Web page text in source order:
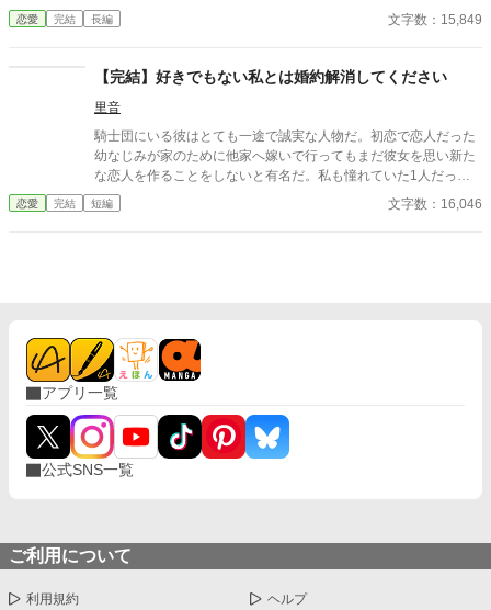
めきが広がる。 エレノアはゆっくりと顔を上げた。 目の前では、
王子が腰に手を回した美しい令嬢――侯爵令嬢セシリアが勝ち誇
恋愛 完結 長編 文字数：15,849
【完結】好きでもない私とは婚約解消してください
里音
騎士団にいる彼はとても一途で誠実な人物だ。初恋で恋人だった
幼なじみが家のために他家へ嫁いで行ってもまだ彼女を思い新た
な恋人を作ることをしないと有名だ。私も憧れていた1人だっ
た。 そんな彼との婚約が成立した。それは彼の行動で私が傷を負
ったからだ。傷は残らないのに責任感からの婚約ではあるが、彼
恋愛 完結 短編 文字数：16,046
アプリ一覧
公式SNS一覧
ご利用について
利用規約 ヘルプ